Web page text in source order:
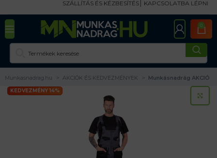
SZÁLLÍTÁS ÉS KÉZBESÍTÉS KAPCSOLATBA LÉPNI
0
Munkasnadrag.hu AKCIÓK ÉS KEDVEZMÉNYEK Munkásnadrág AKCIÓ
KEDVEZMÉNY 14%